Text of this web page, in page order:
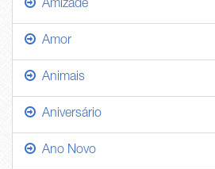
Amizade
Amor
Animais
Aniversário
Ano Novo